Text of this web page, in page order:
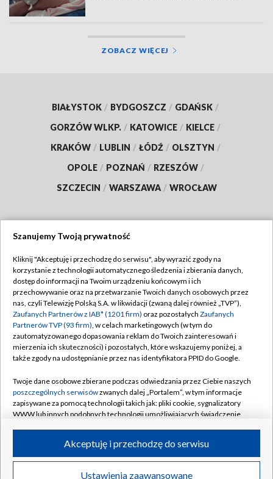
ZOBACZ WIĘCEJ
BIAŁYSTOK / BYDGOSZCZ / GDAŃSK /
GORZÓW WLKP. / KATOWICE / KIELCE /
KRAKÓW / LUBLIN / ŁÓDŹ / OLSZTYN /
OPOLE / POZNAŃ / RZESZÓW /
SZCZECIN / WARSZAWA / WROCŁAW
TVP
Abonament TVP
Emisja w TVP
Centrum informacji TVP
Naziemna Telewizja Cyfrowa
Rada Programowa
System NOS
Informacje o nadawcy
Program dla prasy
Regulamin TVP
Polityka prywatności
Moje zgody
Pomoc
Kontakt
Kanały
©2026 Telewizja Polska S.A. w likwidacji
Szanujemy Twoją prywatność
Kliknij "Akceptuję i przechodzę do serwisu", aby wyrazić zgody na
korzystanie z technologii automatycznego śledzenia i zbierania danych,
dostęp do informacji na Twoim urządzeniu końcowym i ich
przechowywanie oraz na przetwarzanie Twoich danych osobowych przez
nas, czyli Telewizję Polską S.A. w likwidacji (zwaną dalej również „TVP”),
Zaufanych Partnerów z IAB* (1201 firm) oraz pozostałych Zaufanych
Partnerów TVP (93 firm), w celach marketingowych (w tym do
zautomatyzowanego dopasowania reklam do Twoich zainteresowań i
mierzenia ich skuteczności) i pozostałych, które wskazujemy poniżej, a
także zgody na udostępnianie przez nas identyfikatora PPID do Google.
Twoje dane osobowe zbierane podczas odwiedzania przez Ciebie naszych
poszczególnych serwisówzwanych dalej „Portalem”, w tym informacje
zapisywane za pomocą technologii takich jak: pliki cookie, sygnalizatory
WWW lub innych podobnych technologii umożliwiających świadczenie
ruchu w Internecie.
Twoje dane osobowe zbierane podczas odwiedzania przez Ciebie
Ustawienia zaawansowane
Akceptuję i przechodzę do serwisu